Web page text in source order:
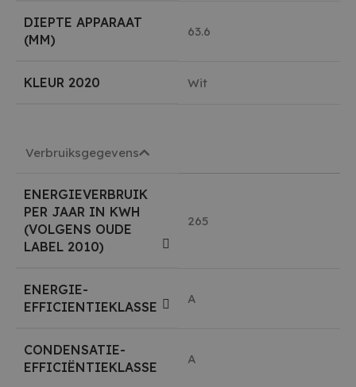
DIEPTE APPARAAT
(MM)
63.6
KLEUR 2020 Wit
Verbruiksgegevens
ENERGIEVERBRUIK
PER JAAR IN KWH
(VOLGENS OUDE
LABEL 2010)
265
ENERGIE-
EFFICIENTIEKLASSE
A
CONDENSATIE-
EFFICIËNTIEKLASSE
A